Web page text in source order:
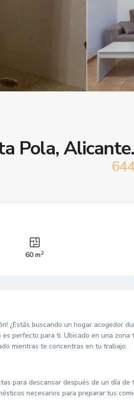
Pola, Alicante.
60 m2
¿Estás buscando un hogar acogedor
perfecto para ti. Ubicado en una zona
mientras te concentras en tu trabajo.
para descansar después de un día de
necesarios para preparar tus